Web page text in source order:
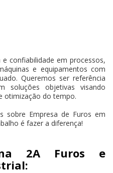
confiabilidade em processos,
e equipamentos com
Queremos ser referência
soluções objetivas visando
otimização do tempo.
sobre Empresa de Furos em
é fazer a diferença!
2A Furos e